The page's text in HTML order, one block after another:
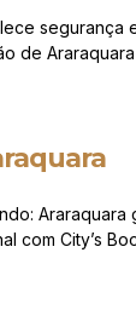
segurança
de Araraquara
Araraquara
com City’s